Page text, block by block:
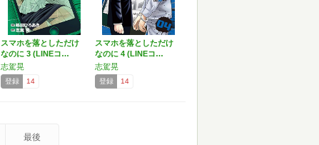
スマホを落としただけ
なのに 3 (LINEコ…
志駕晃
登録 14
スマホを落としただけ
なのに 4 (LINEコ…
志駕晃
登録 14
最後